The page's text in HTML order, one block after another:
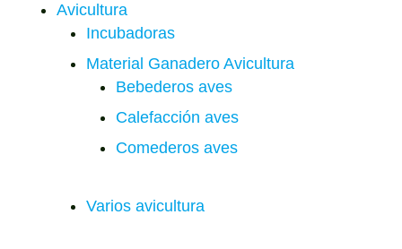
Avicultura
Incubadoras
Material Ganadero Avicultura
Bebederos aves
Calefacción aves
Comederos aves
Varios avicultura